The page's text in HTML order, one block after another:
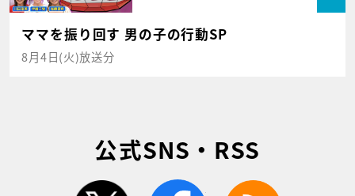
ママを振り回す 男の子の行動SP
8月4日(火)放送分
公式SNS・RSS
twitter facebook